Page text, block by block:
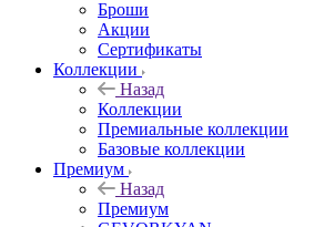
Броши
Акции
Сертификаты
Коллекции
Назад
Коллекции
Премиальные коллекции
Базовые коллекции
Премиум
Назад
Премиум